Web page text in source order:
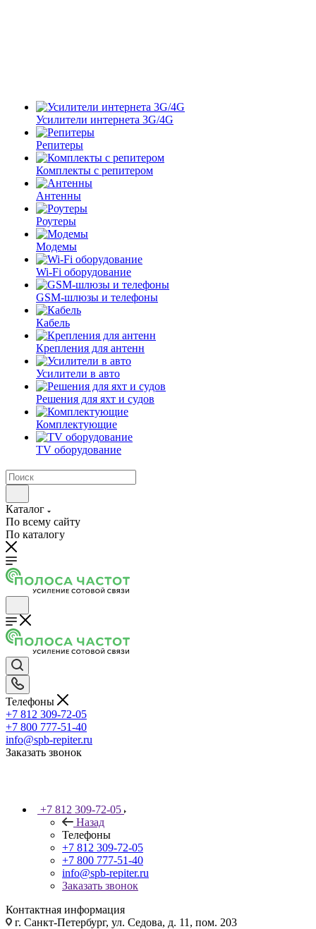
Усилители интернета 3G/4G
Репитеры
Комплекты с репитером
Антенны
Роутеры
Модемы
Wi-Fi оборудование
GSM-шлюзы и телефоны
Кабель
Крепления для антенн
Усилители в авто
Решения для яхт и судов
Комплектующие
TV оборудование
Каталог
По всему сайту
По каталогу
Телефоны
+7 812 309-72-05
+7 800 777-51-40
info@spb-repiter.ru
Заказать звонок
+7 812 309-72-05
Назад
Телефоны
+7 812 309-72-05
+7 800 777-51-40
info@spb-repiter.ru
Заказать звонок
Контактная информация
г. Санкт-Петербург, ул. Седова, д. 11, пом. 203